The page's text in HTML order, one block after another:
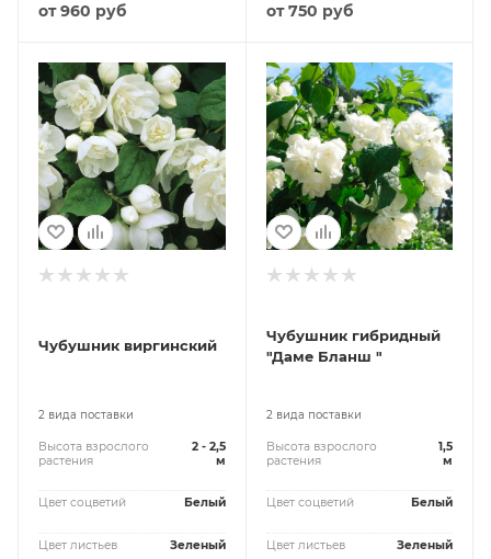
от960 руб от750 руб
Чубушник виргинский
2 вида поставки
Высота взрослого
растения
2 - 2,5
м
Цвет соцветий Белый
Цвет листьев Зеленый
Чубушник гибридный
"Даме Бланш "
2 вида поставки
Высота взрослого
растения
1,5
м
Цвет соцветий Белый
Цвет листьев Зеленый